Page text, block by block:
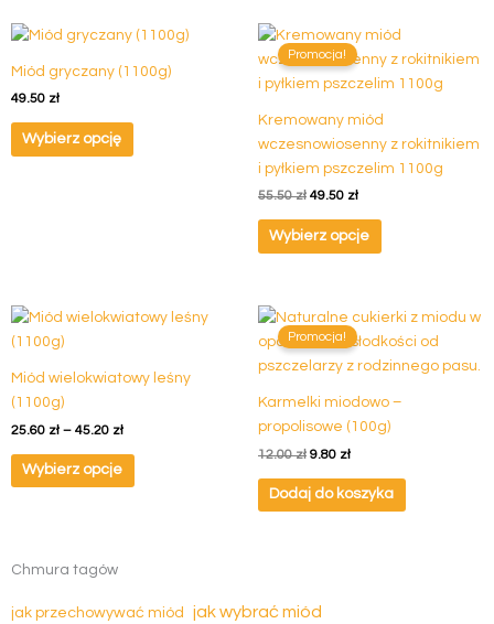
Miód gryczany (1100g)
49.50 zł
Wybierz opcję
Promocja!
Kremowany miód
wczesnowiosenny z rokitnikiem
i pyłkiem pszczelim 1100g
55.50zł
Pierwotna
cena
wynosiła:
55.50 zł.
49.50 zł
Aktualna
wynosi:
49.50 zł.
Wybierz opcje
Ten
produkt
ma
można
wybrać
na
stronie
Miód wielokwiatowy leśny
(1100g)
25.60 zł – 45.20 zł
Zakres
do
Wybierz opcje
Ten
produkt
wariantów.
Opcje
można
wybrać
Promocja!
Karmelki miodowo –
propolisowe (100g)
12.00zł
Pierwotna
cena
wynosiła:
12.00 zł.
9.80 zł
Aktualna
cena
wynosi:
9.80 zł.
Dodaj do koszyka
Chmura tagów
jak przechowywać miód jak wybrać miód